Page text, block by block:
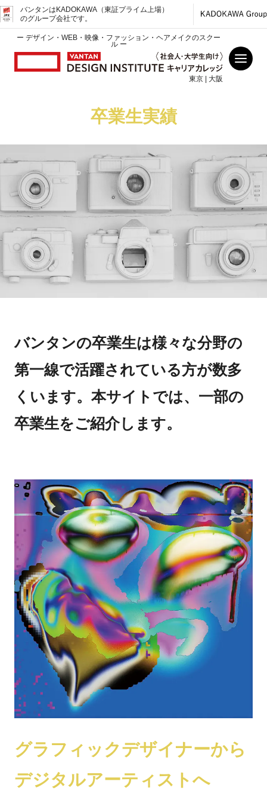
バンタンはKADOKAWA（東証プライム上場）
のグループ会社です。
ー デザイン・WEB・映像・ファッション・ヘアメイクのスクー
ル ー
東京 | 大阪
卒業生実績
バンタンの卒業生は様々な分野の
第一線で活躍されている方が数多
くいます。本サイトでは、一部の
卒業生をご紹介します。
グラフィックデザイナーから
デジタルアーティストへ